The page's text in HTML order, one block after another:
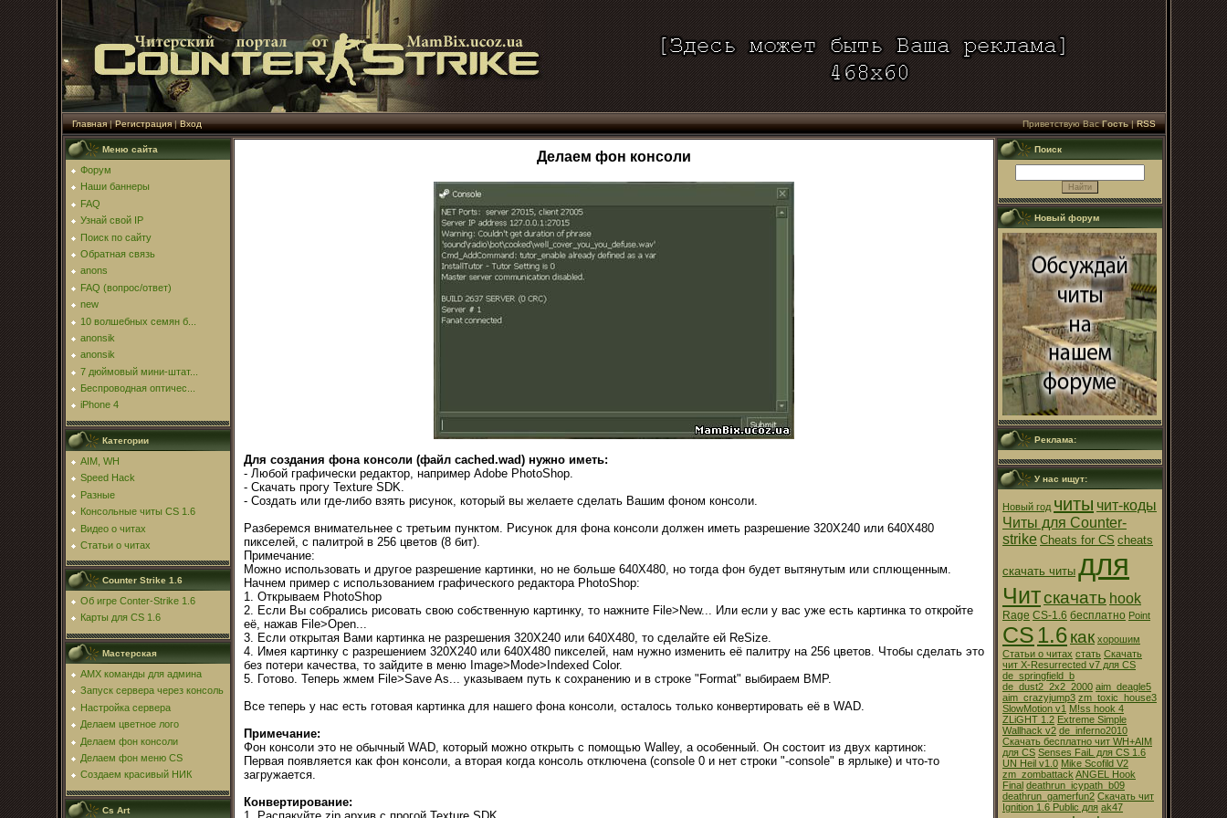
Главная|Регистрация|Вход Приветствую Вас Гость|RSS
Меню сайта
Форум
Наши баннеры
FAQ
Узнай свой IP
Поиск по сайту
Обратная связь
anons
FAQ (вопрос/ответ)
new
10 волшебных семян б...
anonsik
anonsik
7 дюймовый мини-штат...
Беспроводная оптичес...
iPhone 4
Категории
AIM, WH
Speed Hack
Разные
Консольные читы CS 1.6
Видео о читах
Статьи о читах
Counter Strike 1.6
Об игре Conter-Strike 1.6
Карты для CS 1.6
Мастерская
AMX команды для админа
Запуск сервера через консоль
Настройка сервера
Делаем цветное лого
Делаем фон консоли
Делаем фон меню CS
Создаем красивый НИК
Cs Art
Делаем фон консоли
Для создания фона консоли (файл cached.wad) нужно иметь:
- Любой графически редактор, например Adobe PhotoShop.
- Скачать прогу Texture SDK.
- Создать или где-либо взять рисунок, который вы желаете сделать Вашим фоном консоли.
Разберемся внимательнее с третьим пунктом. Рисунок для фона консоли должен иметь разрешение 320X240 или 640X480
пикселей, с палитрой в 256 цветов (8 бит).
Примечание:
Можно использовать и другое разрешение картинки, но не больше 640X480, но тогда фон будет вытянутым или сплющенным.
Начнем пример с использованием графического редактора PhotoShop:
1. Открываем PhotoShop
2. Если Вы собрались рисовать свою собственную картинку, то нажните File>New... Или если у вас уже есть картинка то откройте
её, нажав File>Open...
3. Если открытая Вами картинка не разрешения 320X240 или 640X480, то сделайте ей ReSize.
4. Имея картинку с разрешением 320X240 или 640X480 пикселей, нам нужно изменить её палитру на 256 цветов. Чтобы сделать это
без потери качества, то зайдите в меню Image>Mode>Indexed Color.
5. Готово. Теперь жмем File>Save As... указываем путь к сохранению и в строке "Format" выбираем BMP.
Все теперь у нас есть готовая картинка для нашего фона консоли, осталось только конвертировать её в WAD.
Примечание:
Фон консоли это не обычный WAD, который можно открыть с помощью Walley, а особенный. Он состоит из двух картинок:
Первая появляется как фон консоли, а вторая когда консоль отключена (console 0 и нет строки "-console" в ярлыке) и что-то
загружается.
Конвертирование:
Поиск
Новый форум
Реклама:
У нас ищут:
Новый год читы чит-коды
Читы для Counter-
strike Cheats for CS cheats
скачать читы для
Читскачать hook
Rage CS-1.6 бесплатно Point
CS 1.6как хорошим
Статьи о читах стать Скачать
чит X-Resurrected v7 для CS
de_springfield_b
de_dust2_2x2_2000 aim_deagle5
aim_crazyjump3 zm_toxic_house3
SlowMotion v1 M!ss hook 4
ZLiGHT 1.2 Extreme Simple
Wallhack v2 de_inferno2010
Скачать бесплатно чит WH+AIM
для CS Senses FaiL для CS 1.6
UN Heil v1.0 Mike Scofild V2
zm_zombattack ANGEL Hook
Final deathrun_icypath_b09
deathrun_gamerfun2 Скачать чит
Ignition 1.6 Public для ak47